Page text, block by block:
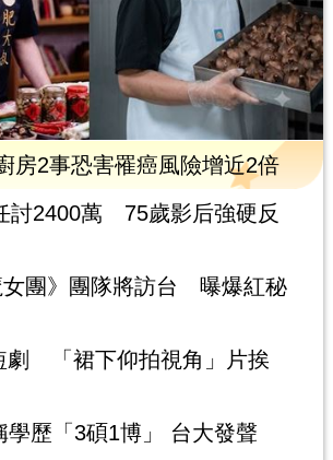
2事恐害罹癌風險增近2倍
討2400萬 75歲影后強硬反
女團》團隊將訪台 曝爆紅秘
劇 「裙下仰拍視角」片挨
學歷「3碩1博」 台大發聲